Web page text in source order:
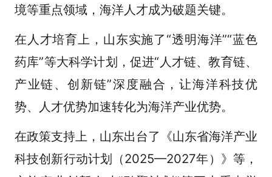
境等重点领域，海洋人才成为破题关键。
在人才培育上，山东实施了“透明海洋”“蓝色
药库”等大科学计划，促进“人才链、教育链、
产业链、创新链”深度融合，让海洋科技优
势、人才优势加速转化为海洋产业优势。
在政策支持上，山东出台了《山东省海洋产业
科技创新行动计划（2025—2027年）》等，